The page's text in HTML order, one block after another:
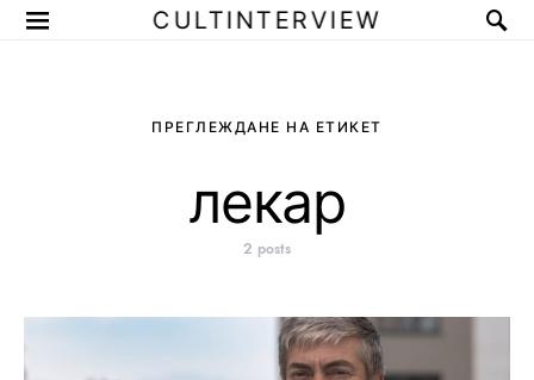
CULTINTERVIEW
ПРЕГЛЕЖДАНЕ НА ЕТИКЕТ
лекар
2 posts